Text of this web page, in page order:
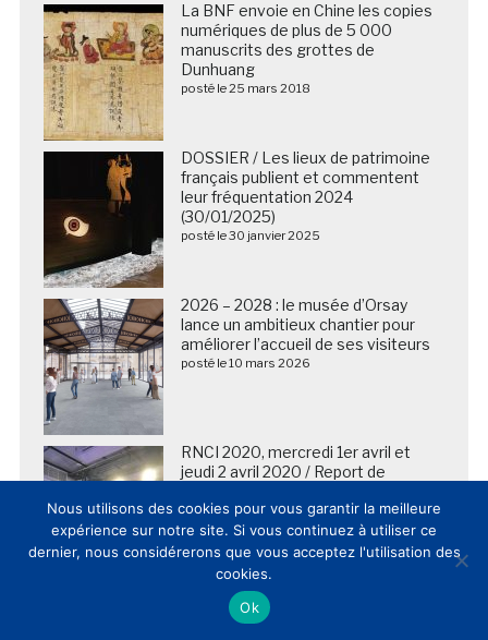
La BNF envoie en Chine les copies
numériques de plus de 5 000
manuscrits des grottes de
Dunhuang
posté le 25 mars 2018
DOSSIER / Les lieux de patrimoine
français publient et commentent
leur fréquentation 2024
(30/01/2025)
posté le 30 janvier 2025
2026 – 2028 : le musée d’Orsay
lance un ambitieux chantier pour
améliorer l’accueil de ses visiteurs
posté le 10 mars 2026
RNCI 2020, mercredi 1er avril et
jeudi 2 avril 2020 / Report de
posté le 11 mars 2020
Nous utilisons des cookies pour vous garantir la meilleure
expérience sur notre site. Si vous continuez à utiliser ce
dernier, nous considérerons que vous acceptez l'utilisation des
cookies.
Ok